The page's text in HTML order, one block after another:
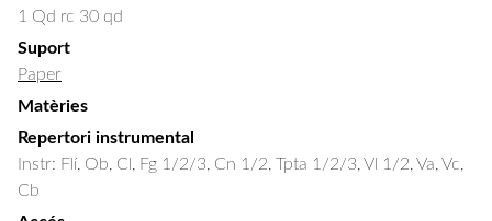
1 Qd rc 30 qd
Suport
Paper
Matèries
Repertori instrumental
Instr: Flí, Ob, Cl, Fg 1/2/3, Cn 1/2, Tpta 1/2/3, Vl 1/2, Va, Vc,
Cb